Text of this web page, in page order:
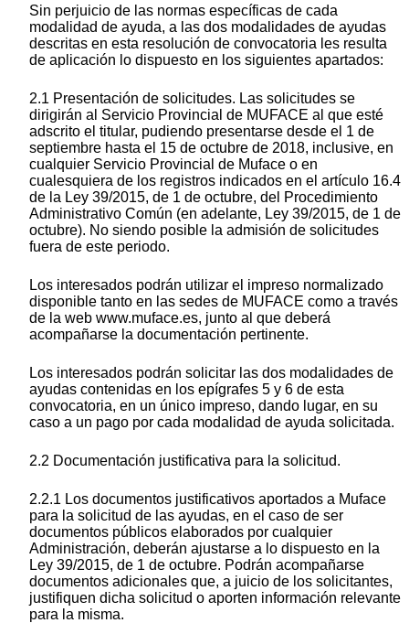
Sin perjuicio de las normas específicas de cada
modalidad de ayuda, a las dos modalidades de ayudas
descritas en esta resolución de convocatoria les resulta
de aplicación lo dispuesto en los siguientes apartados:
2.1 Presentación de solicitudes. Las solicitudes se
dirigirán al Servicio Provincial de MUFACE al que esté
adscrito el titular, pudiendo presentarse desde el 1 de
septiembre hasta el 15 de octubre de 2018, inclusive, en
cualquier Servicio Provincial de Muface o en
cualesquiera de los registros indicados en el artículo 16.4
de la Ley 39/2015, de 1 de octubre, del Procedimiento
Administrativo Común (en adelante, Ley 39/2015, de 1 de
octubre). No siendo posible la admisión de solicitudes
fuera de este periodo.
Los interesados podrán utilizar el impreso normalizado
disponible tanto en las sedes de MUFACE como a través
de la web www.muface.es, junto al que deberá
acompañarse la documentación pertinente.
Los interesados podrán solicitar las dos modalidades de
ayudas contenidas en los epígrafes 5 y 6 de esta
convocatoria, en un único impreso, dando lugar, en su
caso a un pago por cada modalidad de ayuda solicitada.
2.2 Documentación justificativa para la solicitud.
2.2.1 Los documentos justificativos aportados a Muface
para la solicitud de las ayudas, en el caso de ser
documentos públicos elaborados por cualquier
Administración, deberán ajustarse a lo dispuesto en la
Ley 39/2015, de 1 de octubre. Podrán acompañarse
documentos adicionales que, a juicio de los solicitantes,
justifiquen dicha solicitud o aporten información relevante
para la misma.